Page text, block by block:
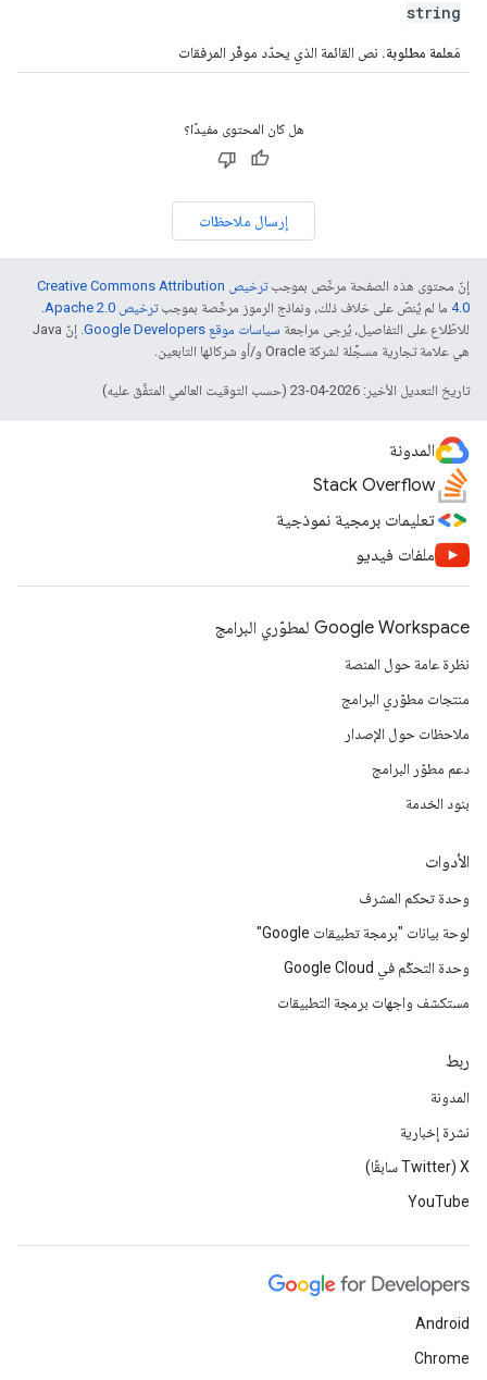
string
مَعلمة مطلوبة. نص القائمة الذي يحدّد موفّر المرفقات
هل كان المحتوى مفيدًا؟
إرسال ملاحظات
إنّ محتوى هذه الصفحة مرخّص بموجب
ترخيص Creative Commons Attribution
4.0‏ ما لم يُنصّ على خلاف ذلك، ونماذج الرموز مرخّصة بموجبترخيص Apache 2.0‏
.
للاطّلاع على التفاصيل، يُرجى مراجعة سياسات موقع Google Developers‏
. إنّ Java
هي علامة تجارية مسجَّلة لشركة Oracle و/أو شركائها التابعين.
تاريخ التعديل الأخير: 2026-04-23 (حسب التوقيت العالمي المتفَّق عليه)
المدونة
Stack Overflow
تعليمات برمجية نموذجية
ملفات فيديو
Google Workspace لمطوّري البرامج
نظرة عامة حول المنصة
منتجات مطوّري البرامج
ملاحظات حول الإصدار
دعم مطوّر البرامج
بنود الخدمة
الأدوات
وحدة تحكم المشرف
لوحة بيانات "برمجة تطبيقات Google"
وحدة التحكّم في Google Cloud
مستكشف واجهات برمجة التطبيقات
ربط
المدونة
نشرة إخبارية
‫X ‏(Twitter سابقًا)
YouTube
Android
Chrome